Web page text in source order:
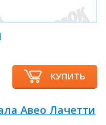
КУПИТЬ
Авео Лачетти